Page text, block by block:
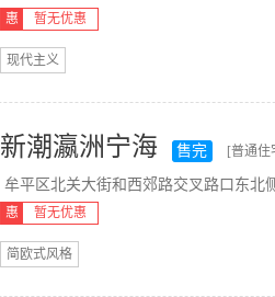
惠
暂无优惠
现代主义
新潮瀛洲宁海 售完 [普通住
牟平区北关大街和西郊路交叉路口东北
惠 暂无优惠
简欧式风格